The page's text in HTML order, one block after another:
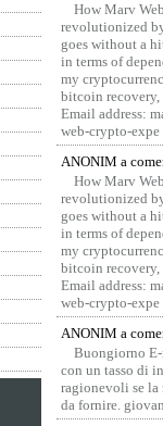
How Marv
revolutionized
goes without a
in terms of
my
bitcoin recovery,
Email address:
web-crypto-expe
ANONIM a
How Marv
revolutionized
goes without a
in terms of
my
bitcoin recovery,
Email address:
web-crypto-expe
ANONIM a
Buongiorno
con un tasso di
ragionevoli se la
da fornire.